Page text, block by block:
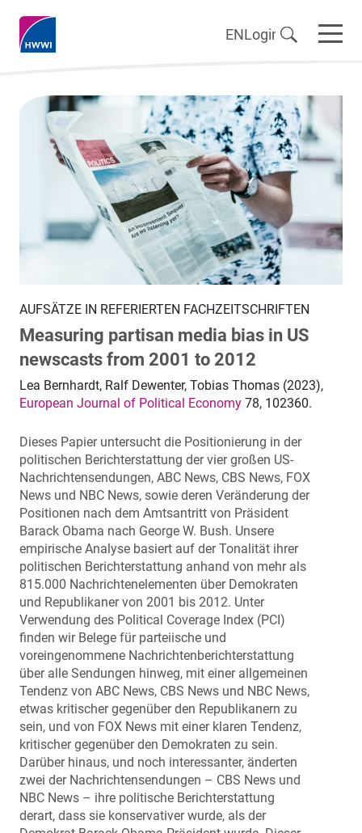
ENLogin
AUFSÄTZE IN REFERIERTEN FACHZEITSCHRIFTEN
Measuring partisan media bias in US
newscasts from 2001 to 2012
Lea Bernhardt, Ralf Dewenter, Tobias Thomas (2023),
European Journal of Political Economy 78, 102360.
Dieses Papier untersucht die Positionierung in der
politischen Berichterstattung der vier großen US-
Nachrichtensendungen, ABC News, CBS News, FOX
News und NBC News, sowie deren Veränderung der
Positionen nach dem Amtsantritt von Präsident
Barack Obama nach George W. Bush. Unsere
empirische Analyse basiert auf der Tonalität ihrer
politischen Berichterstattung anhand von mehr als
815.000 Nachrichtenelementen über Demokraten
und Republikaner von 2001 bis 2012. Unter
Verwendung des Political Coverage Index (PCI)
finden wir Belege für parteiische und
voreingenommene Nachrichtenberichterstattung
über alle Sendungen hinweg, mit einer allgemeinen
Tendenz von ABC News, CBS News und NBC News,
etwas kritischer gegenüber den Republikanern zu
sein, und von FOX News mit einer klaren Tendenz,
kritischer gegenüber den Demokraten zu sein.
Darüber hinaus, und noch interessanter, änderten
zwei der Nachrichtensendungen – CBS News und
NBC News – ihre politische Berichterstattung
derart, dass sie konservativer wurde, als der